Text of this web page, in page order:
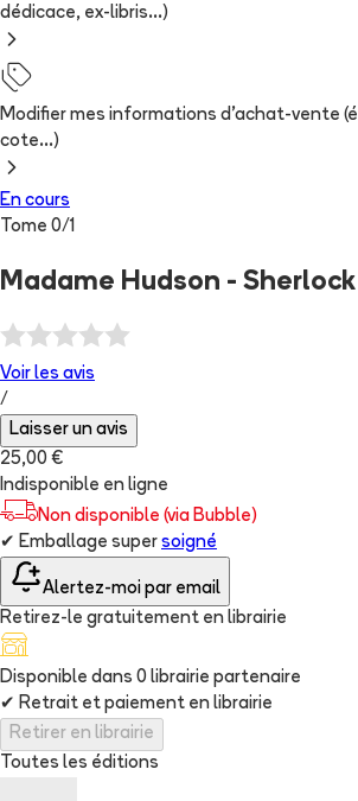
dédicace, ex-libris...)
Modifier mes informations d'achat-vente
cote...)
En cours
Tome 0/1
Madame Hudson -
Voir les avis
/
Laisser un avis
25,00 €
Indisponible en ligne
Non disponible (via Bubble)
✔ Emballage super soigné
Alertez-moi par email
Retirez-le gratuitement en librairie
Disponible dans 0 librairie partenaire
✔ Retrait et paiement en librairie
Retirer en librairie
Toutes les éditions